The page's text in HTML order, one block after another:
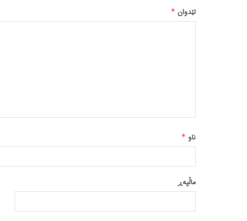
لێدوان *
ناو *
ماڵپه‌ڕ